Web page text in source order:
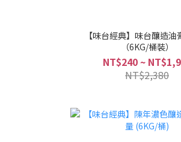
【味台經典】味台釀造油
（6KG/桶裝）
NT$240 ~
NT$2,380